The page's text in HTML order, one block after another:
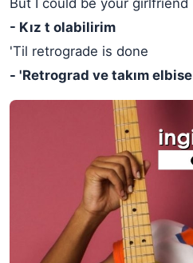
But I could be your girlfriend
- Kız t olabilirim
'Til retrograde is done
- 'Retrograd ve takım elbise